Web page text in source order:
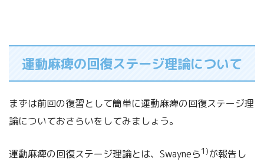
運動麻痺の回復ステージ理論について
まずは前回の復習として簡単に運動麻痺の回復ステージ理
論についておさらいをしてみましょう。
運動麻痺の回復ステージ理論とは、Swayneら1)が報告し